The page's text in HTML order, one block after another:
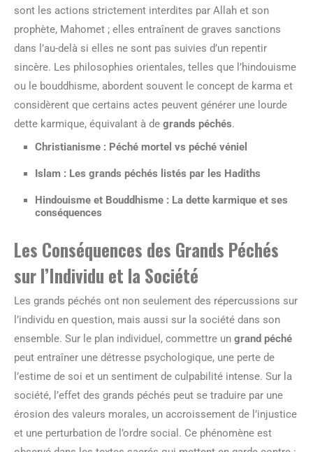
sont les actions strictement interdites par Allah et son
prophète, Mahomet ; elles entraînent de graves sanctions
dans l’au-delà si elles ne sont pas suivies d’un repentir
sincère. Les philosophies orientales, telles que l’hindouisme
ou le bouddhisme, abordent souvent le concept de karma et
considèrent que certains actes peuvent générer une lourde
dette karmique, équivalant à de grands péchés.
Christianisme : Péché mortel vs péché véniel
Islam : Les grands péchés listés par les Hadiths
Hindouisme et Bouddhisme : La dette karmique et ses
conséquences
Les Conséquences des Grands Péchés
sur l’Individu et la Société
Les grands péchés ont non seulement des répercussions sur
l’individu en question, mais aussi sur la société dans son
ensemble. Sur le plan individuel, commettre un grand péché
peut entraîner une détresse psychologique, une perte de
l’estime de soi et un sentiment de culpabilité intense. Sur la
société, l’effet des grands péchés peut se traduire par une
érosion des valeurs morales, un accroissement de l’injustice
et une perturbation de l’ordre social. Ce phénomène est